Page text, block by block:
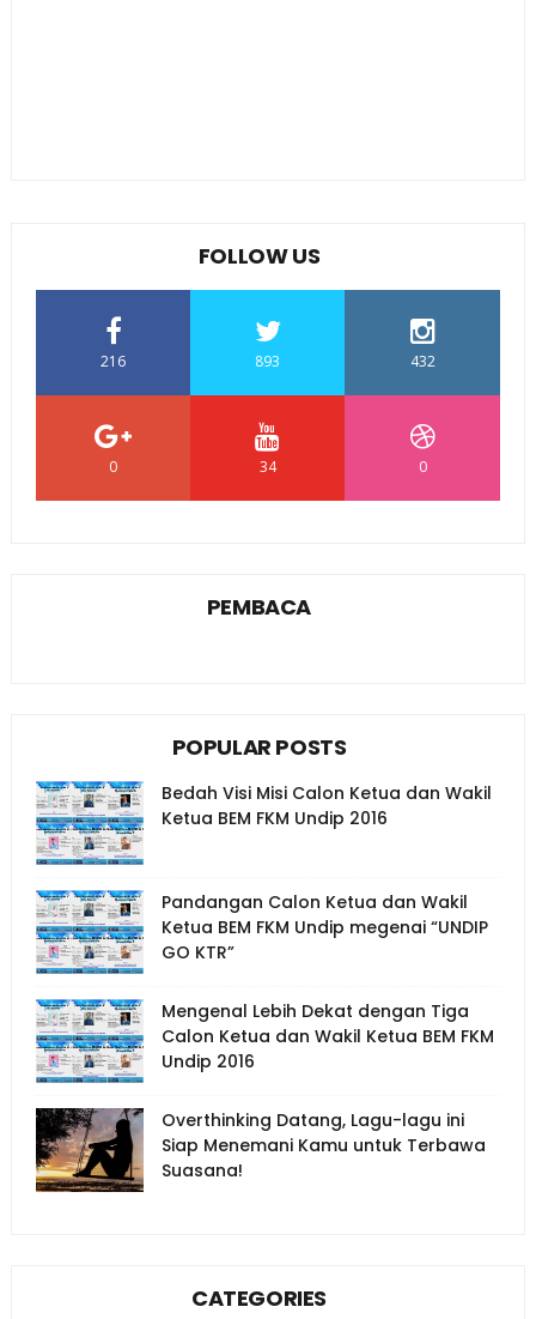
FOLLOW US
216 893 432
0 34 0
PEMBACA
POPULAR POSTS
Bedah Visi Misi Calon Ketua dan Wakil
Ketua BEM FKM Undip 2016
Pandangan Calon Ketua dan Wakil
Ketua BEM FKM Undip megenai “UNDIP
GO KTR”
Mengenal Lebih Dekat dengan Tiga
Calon Ketua dan Wakil Ketua BEM FKM
Undip 2016
Overthinking Datang, Lagu-lagu ini
Siap Menemani Kamu untuk Terbawa
Suasana!
CATEGORIES